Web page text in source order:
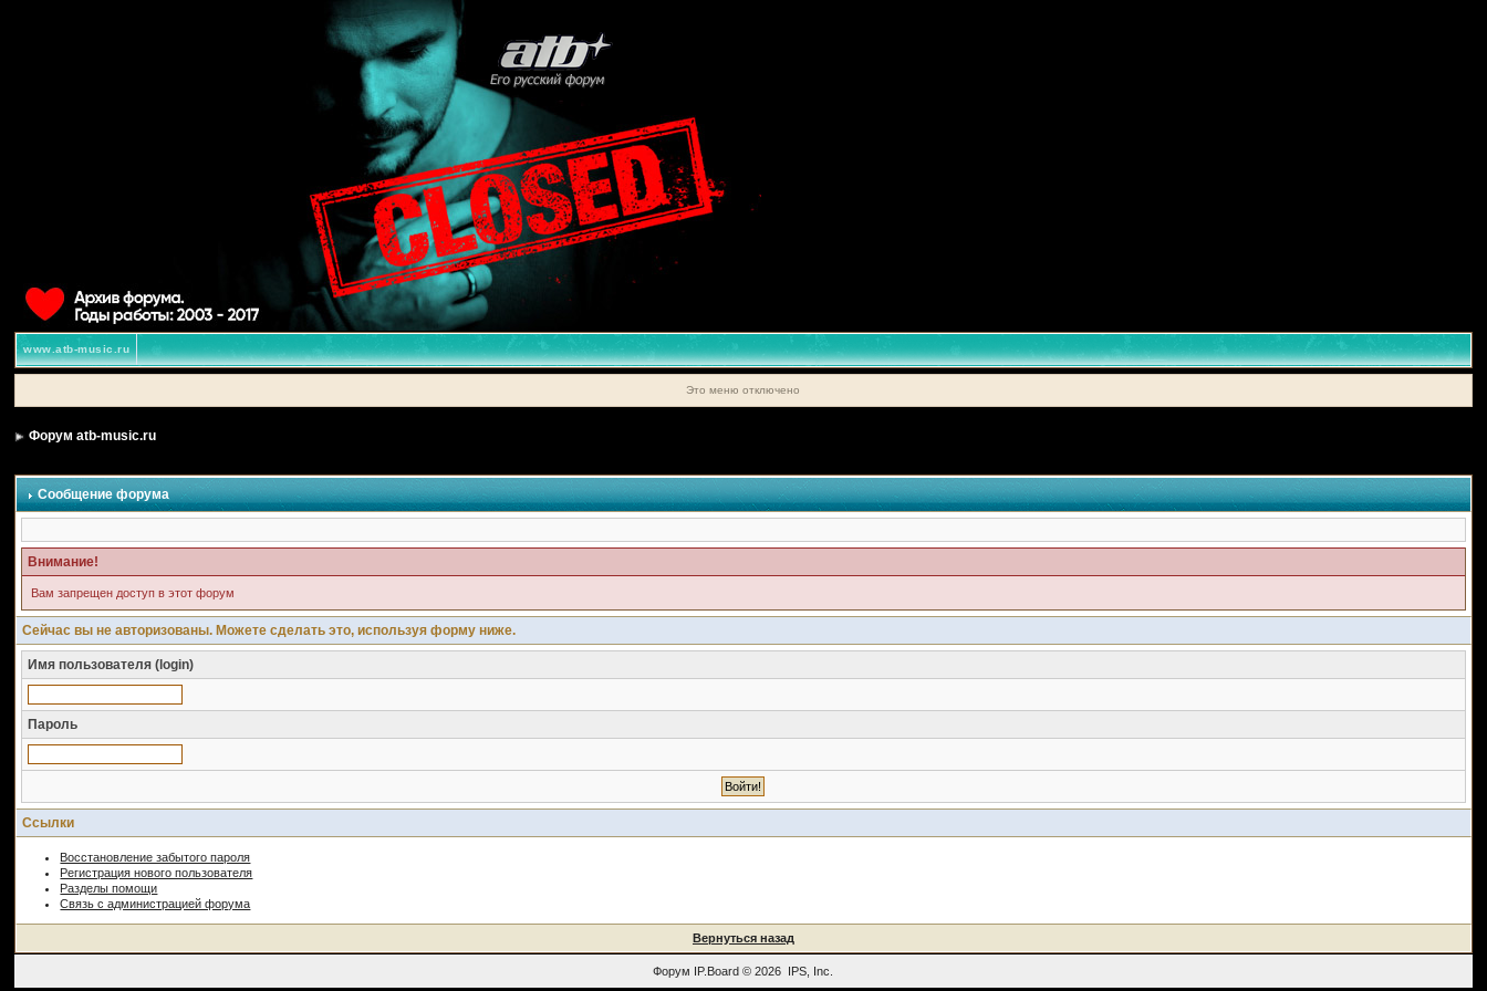
www.atb-music.ru
Это меню отключено
Форум atb-music.ru
Сообщение форума
Внимание!
Вам запрещен доступ в этот форум
Сейчас вы не авторизованы. Можете сделать это, используя форму ниже.
Имя пользователя (login)
Пароль
Ссылки
Восстановление забытого пароля
Регистрация нового пользователя
Разделы помощи
Связь с администрацией форума
Вернуться назад
Форум IP.Board © 2026 IPS, Inc